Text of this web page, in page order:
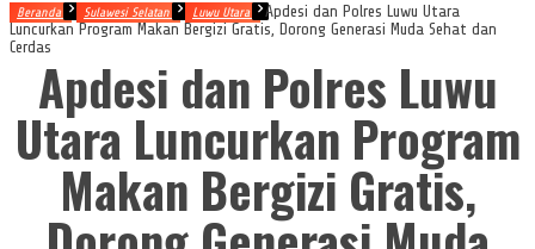
Beranda Sulawesi Selatan Luwu Utara
Apdesi dan Polres Luwu Utara
Luncurkan Program Makan Bergizi Gratis, Dorong Generasi Muda Sehat dan
Cerdas
Apdesi dan Polres Luwu
Utara Luncurkan Program
Makan Bergizi Gratis,